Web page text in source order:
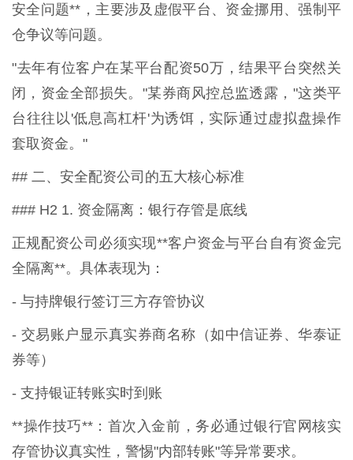
安全问题**，主要涉及虚假平台、资金挪用、强制平
仓争议等问题。
"去年有位客户在某平台配资50万，结果平台突然关
闭，资金全部损失。"某券商风控总监透露，"这类平
台往往以'低息高杠杆'为诱饵，实际通过虚拟盘操作
套取资金。"
## 二、安全配资公司的五大核心标准
### H2 1. 资金隔离：银行存管是底线
正规配资公司必须实现**客户资金与平台自有资金完
全隔离**。具体表现为：
- 与持牌银行签订三方存管协议
- 交易账户显示真实券商名称（如中信证券、华泰证
券等）
- 支持银证转账实时到账
**操作技巧**：首次入金前，务必通过银行官网核实
存管协议真实性，警惕"内部转账"等异常要求。